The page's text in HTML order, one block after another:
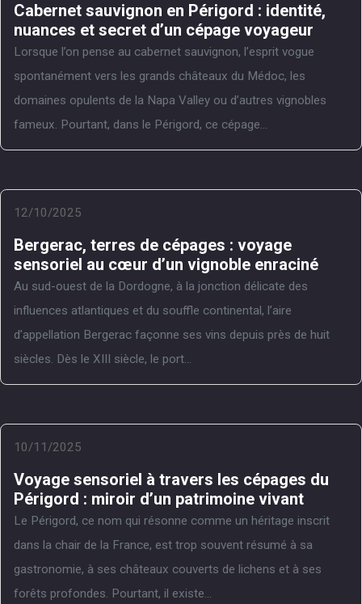
Cabernet sauvignon en Périgord : identité,
nuances et secret d’un cépage voyageur
Lorsque l’on pense au cabernet sauvignon, l’esprit vogue
spontanément vers les grands châteaux du Médoc, les
domaines opulents de la Napa Valley ou d’autres vignobles
fameux. Pourtant, dans le Périgord, ce cépage...
12/10/2025
Bergerac, terres de cépages : voyage
sensoriel au cœur d’un vignoble enraciné
Au sud-ouest de la Dordogne, à la jonction délicate des
influences atlantiques et du souffle continental, l’aire
d’appellation Bergerac façonne ses vins depuis près de huit
siècles. Dès le XIII siècle, le port...
10/11/2025
Voyage sensoriel à travers les cépages du
Périgord : miroir d’un patrimoine vivant
Le Périgord, ce nom qui résonne comme un héritage inscrit
dans la chair de la France, est trop souvent résumé à sa
gastronomie, à ses châteaux couverts de lichens et à ses
forêts profondes. Pourtant, il existe...